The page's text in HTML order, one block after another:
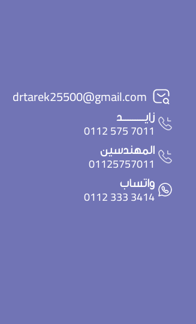
drtarek25500@gmail.com
زايـــــــــد
7011 575 0112
المهندسين
01125757011
واتساب
3414 333 0112